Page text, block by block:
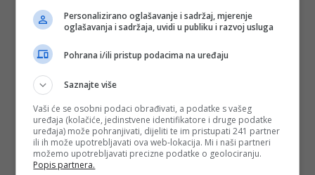
razinu.” Dodaje i kako će UAE proširiti vlastitu vojnu
industriju.
Hoće li Emirati ući u rat?
No znači li “podizanje na višu razinu” i aktivnije uključivanje
Emirata u rat protiv Irana? Sons objašnjava: “Emirati
nedvojbeno imaju učinkovito ratno vazduhoplovstvo i u
prošlosti su dokazali da znaju voditi ratne operacije, za
razliku od nekih drugih zaljevskih država.” Istovremeno su
svjesni da moraju balansirati između pritiska i diplomacije:
Iran je “susjed kojeg se ne može jednostavno ignorisati,
kojeg se ne može jednostavno bombardirati i s kojim se, na
ovaj ili onaj način, mora živjeti”.
Personalizirano oglašavanje i sadržaj, mjerenje
oglašavanja i sadržaja, uvidi u publiku i razvoj usluga
Pohrana i/ili pristup podacima na uređaju
Saznajte više
Vaši će se osobni podaci obrađivati, a podatke s vašeg
uređaja (kolačiće, jedinstvene identifikatore i druge podatke
uređaja) može pohranjivati, dijeliti te im pristupati 241 partner
ili ih može upotrebljavati ova web-lokacija. Mi i naši partneri
možemo upotrebljavati precizne podatke o geolociranju.
Popis partnera.